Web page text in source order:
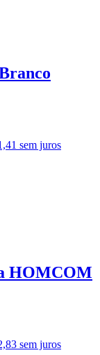
sem juros
HOMCOM
sem juros